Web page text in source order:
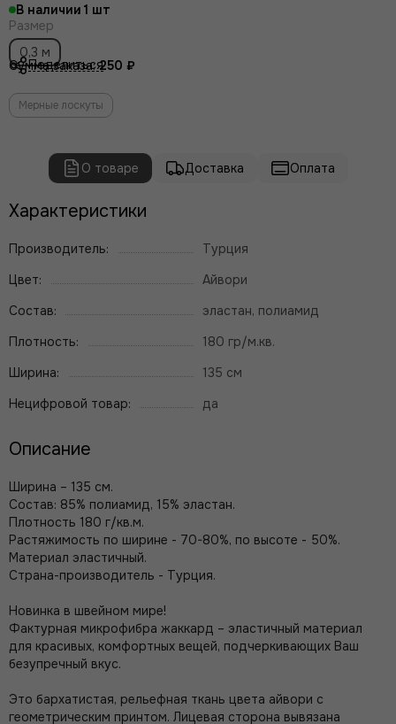
В наличии 1
Размер
0,3 м
Сумма заказа:250 ₽
Поделиться
Мерные лоскуты
О товаре Доставка Оплата
Характеристики
Производитель:
Турция
Цвет:
Айвори
Состав:
эластан, полиамид
Плотность:
180 гр/м.кв.
Ширина:
135 см
Нецифровой товар:
да
Описание
Ширина – 135 см.
Состав: 85% полиамид, 15% эластан.
Плотность 180 г/кв.м.
Растяжимость по ширине - 70-80%, по высоте - 50%.
Материал эластичный.
Страна-производитель - Турция.
Новинка в швейном мире!
Фактурная микрофибра жаккард – эластичный материал
для красивых, комфортных вещей, подчеркивающих Ваш
безупречный вкус.
Это бархатистая, рельефная ткань цвета айвори с
геометрическим принтом. Лицевая сторона вывязана